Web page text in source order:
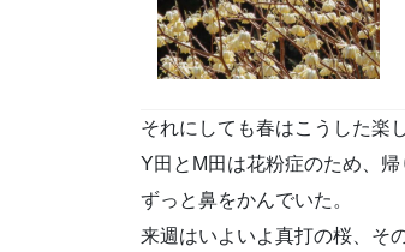
それにしても春はこうした楽
Y田とM田は花粉症のため、
ずっと鼻をかんでいた。
来週はいよいよ真打の桜、そ